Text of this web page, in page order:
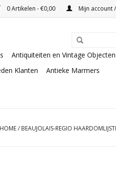
0 Artikelen - €0,00 Mijn account
Antiquiteiten en Vintage Objecten
Klanten
Antieke Marmers
HOME/ BEAUJOLAIS-REGIO